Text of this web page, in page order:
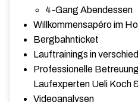
4-Gang Abendessen
Willkommensapéro im
Bergbahnticket
Lauftrainings in
Professionelle
Laufexperten Ueli Koch
Videoanalysen